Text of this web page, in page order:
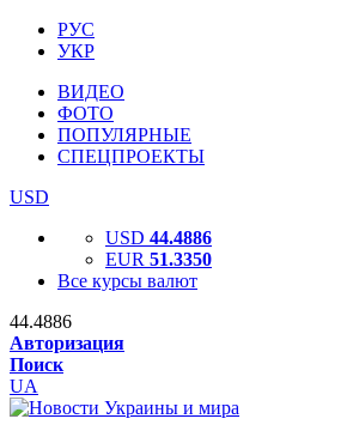
РУС
УКР
ВИДЕО
ФОТО
ПОПУЛЯРНЫЕ
СПЕЦПРОЕКТЫ
USD
USD 44.4886
EUR 51.3350
Все курсы валют
44.4886
Авторизация
Поиск
UA